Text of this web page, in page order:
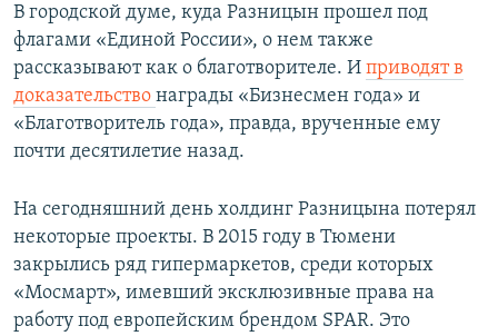
В городской думе, куда Разницын прошел под
флагами «Единой России», о нем также
рассказывают как о благотворителе. И приводят в
доказательство награды «Бизнесмен года» и
«Благотворитель года», правда, врученные ему
почти десятилетие назад.
На сегодняшний день холдинг Разницына потерял
некоторые проекты. В 2015 году в Тюмени
закрылись ряд гипермаркетов, среди которых
«Мосмарт», имевший эксклюзивные права на
работу под европейским брендом SPAR. Это